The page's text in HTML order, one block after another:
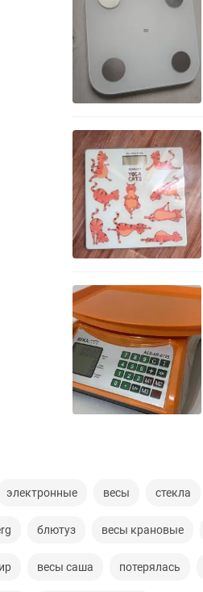
электронные весы стекла
блютуз весы крановые
весы саша потерялась